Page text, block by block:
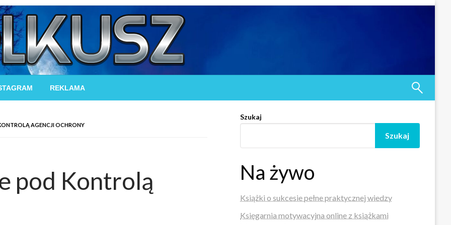
REKLAMA
AGENCJI OCHRONY
pod Kontrolą
Szukaj
Szukaj
Na żywo
Książki o sukcesie pełne praktycznej wiedzy
Księgarnia motywacyjna online z książkami